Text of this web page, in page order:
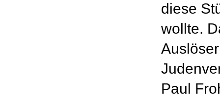
diese
wollte.
Paul